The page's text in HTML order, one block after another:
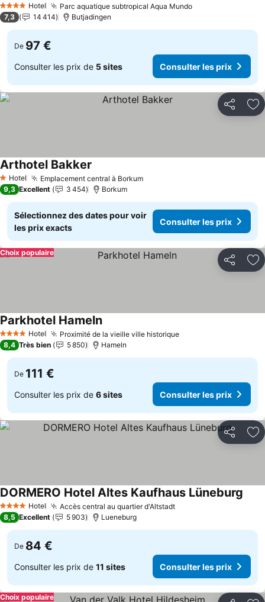
4 Étoiles Hotel Parc aquatique subtropical Aqua Mundo
7,3 14 414 Butjadingen
De 97 €
Consulter les prix de 5 sites Consulter les prix
Partager
1 Étoiles
Hotel Emplacement central à Borkum
Arthotel Bakker
9,3 Excellent 3 454 Borkum
Sélectionnez des dates pour voir
les prix exacts
Consulter les prix
Partager
Choix populaire
4 Étoiles Hotel Proximité de la vieille ville historique
Parkhotel Hameln
8,4 Très bien 5 850 Hameln
De 111 €
Consulter les prix de 6 sites Consulter les prix
Partager
4 Étoiles Hotel Accès central au quartier d'Altstadt
DORMERO Hotel Altes Kaufhaus Lüneburg
8,5 Excellent 5 903 Lueneburg
De 84 €
Consulter les prix de 11 sites Consulter les prix
Choix populaire